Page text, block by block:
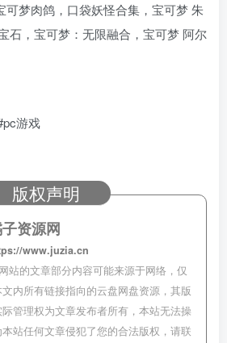
可梦肉鸽，口袋妖怪合集，宝可梦 朱
石，宝可梦：无限融合，宝可梦 阿尔
游戏
版权声明
资源网
www.juzia.cn
站的文章部分内容可能来源于网络，仅
内所有链接指向的云盘网盘资源，其版
管理权为文章发布者所有，本站无法操
站任何文章侵犯了您的合法版权，请联